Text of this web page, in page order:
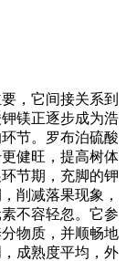
，它间接关系到
镁正逐步成为浩
节。罗布泊硫酸
健旺，提高树体
节期，充脚的钾
削减落果现象，
不容轻忽。它参
物质，并顺畅地
成熟度平均，外